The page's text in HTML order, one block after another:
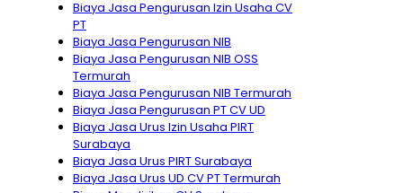
Biaya Jasa Pengurusan Izin Usaha CV
PT
Biaya Jasa Pengurusan NIB
Biaya Jasa Pengurusan NIB OSS
Termurah
Biaya Jasa Pengurusan NIB Termurah
Biaya Jasa Pengurusan PT CV UD
Biaya Jasa Urus Izin Usaha PIRT
Surabaya
Biaya Jasa Urus PIRT Surabaya
Biaya Jasa Urus UD CV PT Termurah